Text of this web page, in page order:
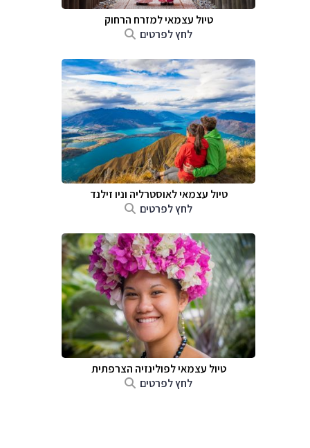
טיול עצמאי למזרח הרחוק
לחץ לפרטים
טיול עצמאי לאוסטרליה וניו זילנד
לחץ לפרטים
טיול עצמאי לפולינזיה הצרפתית
לחץ לפרטים